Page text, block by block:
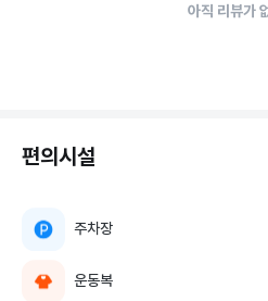
아직 리뷰가
편의시설
주차장
운동복